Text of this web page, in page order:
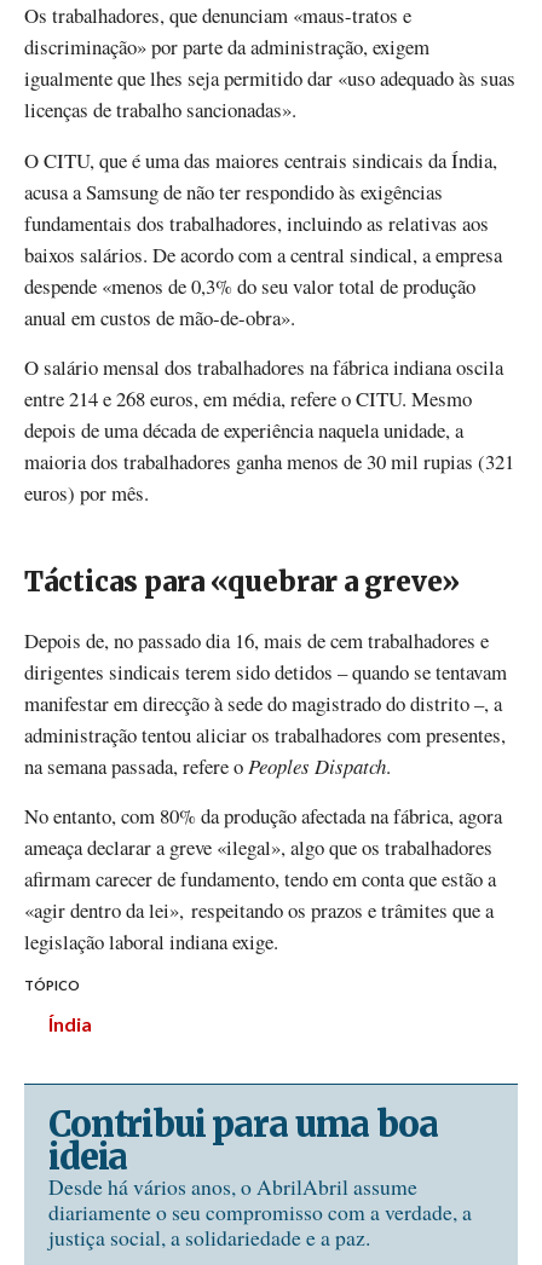
Os trabalhadores, que denunciam «maus-tratos e
discriminação» por parte da administração, exigem
igualmente que lhes seja permitido dar «uso adequado às suas
licenças de trabalho sancionadas».
O CITU, que é uma das maiores centrais sindicais da Índia,
acusa a Samsung de não ter respondido às exigências
fundamentais dos trabalhadores, incluindo as relativas aos
baixos salários. De acordo com a central sindical, a empresa
despende «menos de 0,3% do seu valor total de produção
anual em custos de mão-de-obra».
O salário mensal dos trabalhadores na fábrica indiana oscila
entre 214 e 268 euros, em média, refere o CITU. Mesmo
depois de uma década de experiência naquela unidade, a
maioria dos trabalhadores ganha menos de 30 mil rupias (321
euros) por mês.
Tácticas para «quebrar a greve»
Depois de, no passado dia 16, mais de cem trabalhadores e
dirigentes sindicais terem sido detidos – quando se tentavam
manifestar em direcção à sede do magistrado do distrito –, a
administração tentou aliciar os trabalhadores com presentes,
na semana passada, refere oPeoples Dispatch.
No entanto, com 80% da produção afectada na fábrica, agora
ameaça declarar a greve «ilegal», algo que os trabalhadores
afirmam carecer de fundamento, tendo em conta que estão a
«agir dentro da lei», respeitando os prazos e trâmites que a
legislação laboral indiana exige.
TÓPICO
Índia
Contribui para uma boa
ideia
Desde há vários anos, o AbrilAbril assume
diariamente o seu compromisso com a verdade, a
justiça social, a solidariedade e a paz.